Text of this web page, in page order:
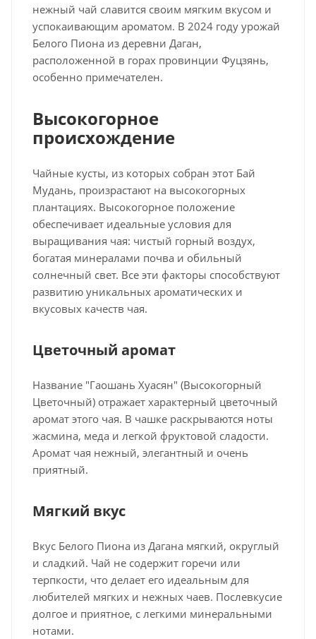
нежный чай славится своим мягким вкусом и
успокаивающим ароматом. В 2024 году урожай
Белого Пиона из деревни Даган,
расположенной в горах провинции Фуцзянь,
особенно примечателен.
Высокогорное
происхождение
Чайные кусты, из которых собран этот Бай
Мудань, произрастают на высокогорных
плантациях. Высокогорное положение
обеспечивает идеальные условия для
выращивания чая: чистый горный воздух,
богатая минералами почва и обильный
солнечный свет. Все эти факторы способствуют
развитию уникальных ароматических и
вкусовых качеств чая.
Цветочный аромат
Название "Гаошань Хуасян" (Высокогорный
Цветочный) отражает характерный цветочный
аромат этого чая. В чашке раскрываются ноты
жасмина, меда и легкой фруктовой сладости.
Аромат чая нежный, элегантный и очень
приятный.
Мягкий вкус
Вкус Белого Пиона из Дагана мягкий, округлый
и сладкий. Чай не содержит горечи или
терпкости, что делает его идеальным для
любителей мягких и нежных чаев. Послевкусие
долгое и приятное, с легкими минеральными
нотами.